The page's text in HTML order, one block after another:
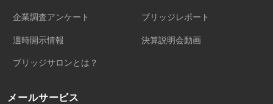
企業調査アンケート ブリッジレポート
適時開示情報 決算説明会動画
ブリッジサロンとは？
メールサービス